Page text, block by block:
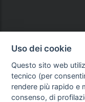
Uso dei cookie
Questo sito web
tecnico (per
rendere più rapido e
consenso, di